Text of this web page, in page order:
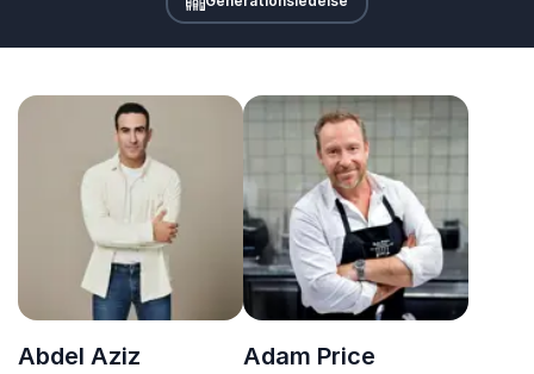
Abdel Aziz
Adam Price